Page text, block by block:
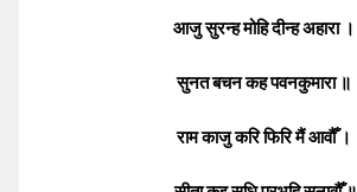
आजु सुरन्ह मोहि दीन्ह अहारा ।
सुनत बचन कह पवनकुमारा ॥
राम काजु करि फिरि मैं आवौँ ।